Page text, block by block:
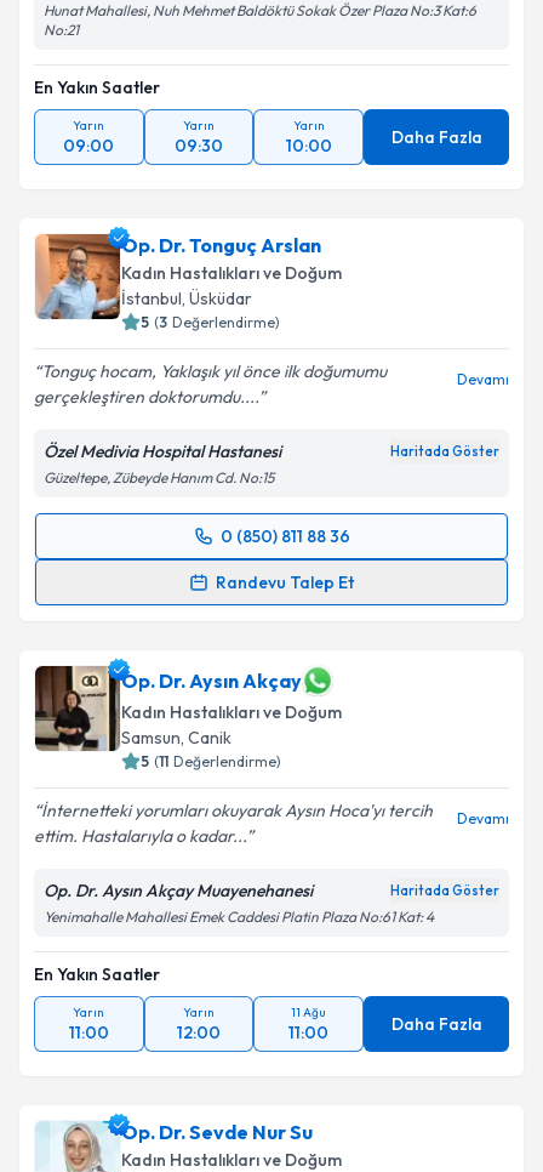
Hunat Mahallesi, Nuh Mehmet Baldöktü Sokak Özer Plaza No:3 Kat:6
No:21
En Yakın Saatler
Yarın
09:00
Yarın
09:30
Yarın
10:00 Daha Fazla
Op. Dr. Tonguç Arslan
Kadın Hastalıkları ve Doğum
İstanbul, Üsküdar
5 (3 Değerlendirme)
Tonguç hocam, Yaklaşık yıl önce ilk doğumumu
gerçekleştiren doktorumdu....
Devamı
Özel Medivia Hospital Hastanesi Haritada Göster
Güzeltepe, Zübeyde Hanım Cd. No:15
0 (850) 811 88 36
Randevu Talep Et
Randevu Takvimi Talebi
takvim hazırlandığında e-posta ile bilgilendireceğiz.
E-posta Adresiniz
Kişisel verilerimin işlenmesine ilişkin
kapsamda işlenmesini kabul ediyorum.
Op. Dr. Aysın Akçay
Kadın Hastalıkları ve Doğum
Samsun, Canik
5 (11 Değerlendirme)
İnternetteki yorumları okuyarak Aysın Hoca'yı tercih
ettim. Hastalarıyla o kadar...
Devamı
Op. Dr. Aysın Akçay Muayenehanesi Haritada Göster
Yenimahalle Mahallesi Emek Caddesi Platin Plaza No:61 Kat: 4
En Yakın Saatler
Yarın
11:00
Yarın
12:00
11 Ağu
11:00 Daha Fazla
Op. Dr. Sevde Nur Su
Kadın Hastalıkları ve Doğum